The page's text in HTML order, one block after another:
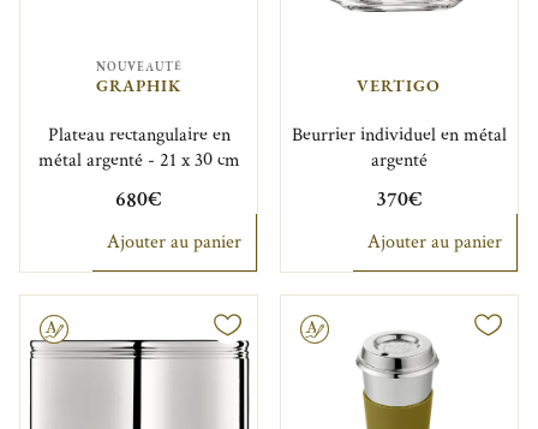
NOUVEAUTÉ
GRAPHIK
Plateau rectangulaire en
métal argenté - 21 x 30 cm
680€
Ajouter au panier
VERTIGO
Beurrier individuel en métal
argenté
370€
Ajouter au panier
Gravable